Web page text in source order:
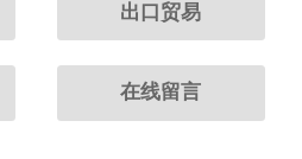
出口贸易
在线留言